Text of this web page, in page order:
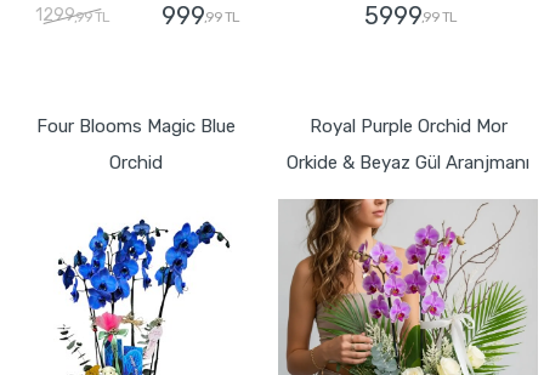
1299,99 TL 999,99 TL 5999,99 TL
Four Blooms Magic Blue
Orchid
Royal Purple Orchid Mor
Orkide & Beyaz Gül Aranjmanı